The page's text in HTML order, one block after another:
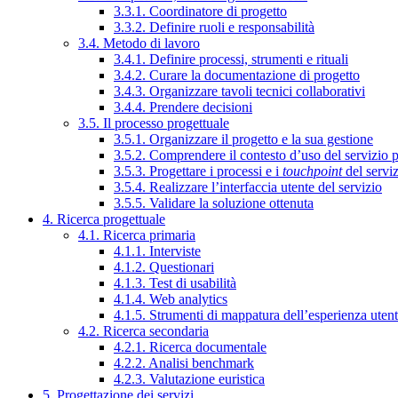
3.3.1. Coordinatore di progetto
3.3.2. Definire ruoli e responsabilità
3.4. Metodo di lavoro
3.4.1. Definire processi, strumenti e rituali
3.4.2. Curare la documentazione di progetto
3.4.3. Organizzare tavoli tecnici collaborativi
3.4.4. Prendere decisioni
3.5. Il processo progettuale
3.5.1. Organizzare il progetto e la sua gestione
3.5.2. Comprendere il contesto d’uso del servizio
3.5.3. Progettare i processi e i touchpointdel
3.5.4. Realizzare l’interfaccia utente del servizio
3.5.5. Validare la soluzione ottenuta
4. Ricerca progettuale
4.1. Ricerca primaria
4.1.1. Interviste
4.1.2. Questionari
4.1.3. Test di usabilità
4.1.4. Web analytics
4.1.5. Strumenti di mappatura dell’esperienza
4.2. Ricerca secondaria
4.2.1. Ricerca documentale
4.2.2. Analisi benchmark
4.2.3. Valutazione euristica
5. Progettazione dei servizi